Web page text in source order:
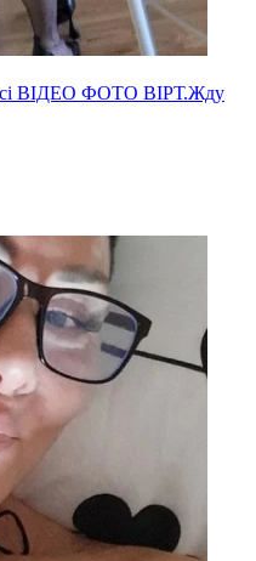
ВІДЕО ФОТО ВІРТ.Жду